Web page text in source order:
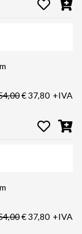
€ 37,80 +IVA
€ 37,80 +IVA